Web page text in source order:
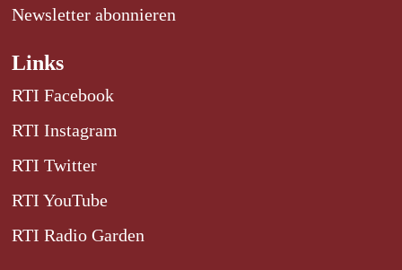
Newsletter abonnieren
Links
RTI Facebook
RTI Instagram
RTI Twitter
RTI YouTube
RTI Radio Garden